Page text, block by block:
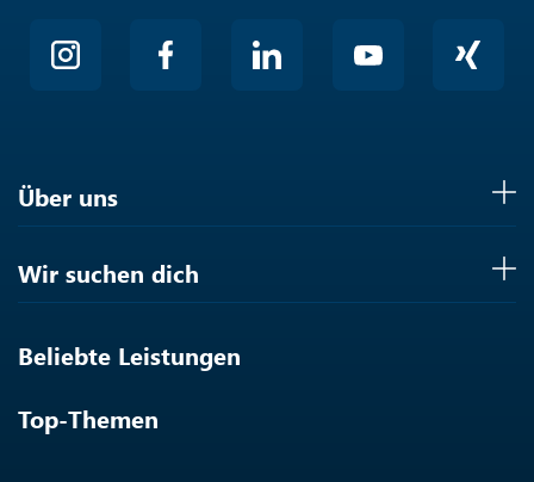
Über uns
Wir suchen dich
Beliebte Leistungen
Top-Themen